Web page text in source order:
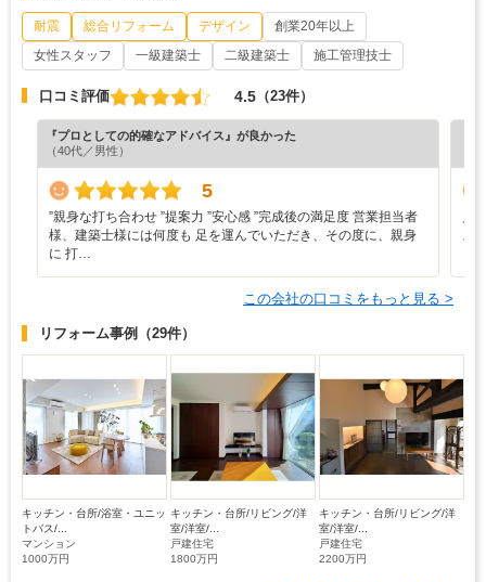
耐震 総合リフォーム デザイン
創業20年以上
女性スタッフ
一級建築士 二級建築士 施工管理技士
口コミ評価 4.5 （23件）
『プロとしての的確なアドバイス』が良かった
（40代／男性）
5
”‬親身な打ち合わせ ‪”‬提案力 ‪”‬安心感 ‪”‬完成後の満足度 営業担当者
様、建築士様には何度も 足を運んでいただき、その度に、親身
に 打…
この会社の口コミをもっと見る >
リフォーム事例 （29件）
キッチン・台所/浴室・ユニッ
トバス/...
マンション
1000万円
キッチン・台所/リビング/洋
室/洋室/...
戸建住宅
1800万円
キッチン・台所/リビング/洋
室/洋室/...
戸建住宅
2200万円